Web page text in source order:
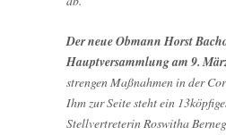
Der neue Obmann Horst
Hauptversammlung am 9.
strengen Maßnahmen in der
Ihm zur Seite steht ein
Stellvertreterin Roswitha